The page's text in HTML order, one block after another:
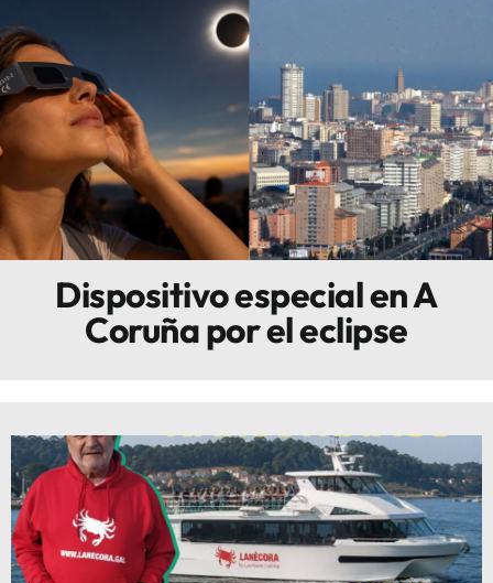
Gastronomía
Escenarios
Sostenibilidad
Innova
Dispositivo especial en A
Coruña por el eclipse